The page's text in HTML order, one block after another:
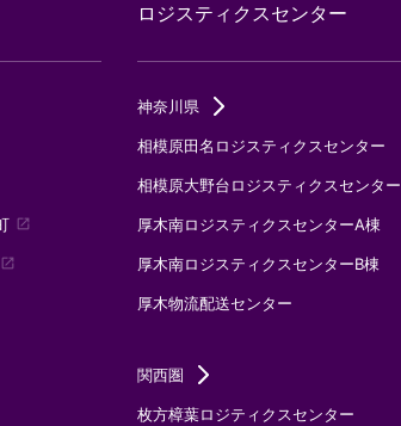
launch
launch
ロジスティクスセンター
神奈川県
相模原田名ロジスティクスセンター
相模原大野台ロジスティクスセンター
厚木南ロジスティクスセンターA棟
厚木南ロジスティクスセンターB棟
厚木物流配送センター
関西圏
枚方樟葉ロジティクスセンター